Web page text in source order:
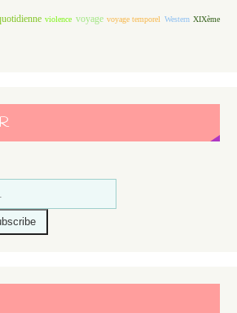
violence voyage voyage temporel Western XIXème